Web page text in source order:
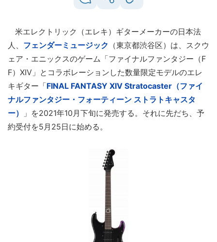
米エレクトリック（エレキ）ギターメーカーの日本法
人、 フェンダーミュージック （東京都渋谷区）は、スクウ
ェア・エニックスのゲーム「ファイナルファンタジー（F
F）XIV」とコラボレーションした数量限定モデルのエレ
キギター「FINAL FANTASY XIV Stratocaster（ファイ
ナルファンタジー・フォーティーン ストラトキャスタ
ー）
」を2021年10月下旬に発売する。それに先だち、予
約受付を5月25日に始める。